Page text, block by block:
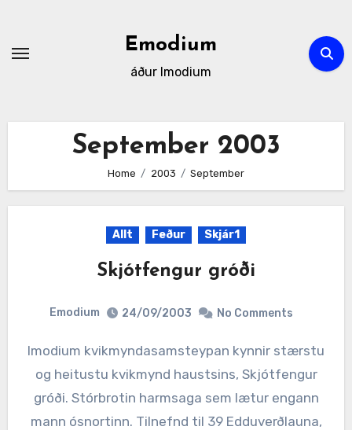
content
Emodium
áður Imodium
September 2003
Home 2003 September
Allt Feður Skjár1
Skjótfengur gróði
Emodium 24/09/2003 No Comments
Imodium kvikmyndasamsteypan kynnir stærstu
og heitustu kvikmynd haustsins, Skjótfengur
gróði. Stórbrotin harmsaga sem lætur engann
mann ósnortinn. Tilnefnd til 39 Edduverðlauna,